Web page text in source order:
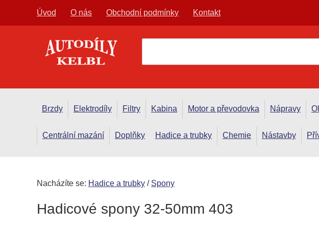
Úvod O nás Obchodní podmínky Kontakt
Brzdy Elektrodíly Filtry Kabina Motor a převodovka Nápravy
Centrální mazání Doplňky Hadice a trubky Chemie Nástavby
Nacházíte se: Hadice a trubky / Spony
Hadicové spony 32-50mm 403